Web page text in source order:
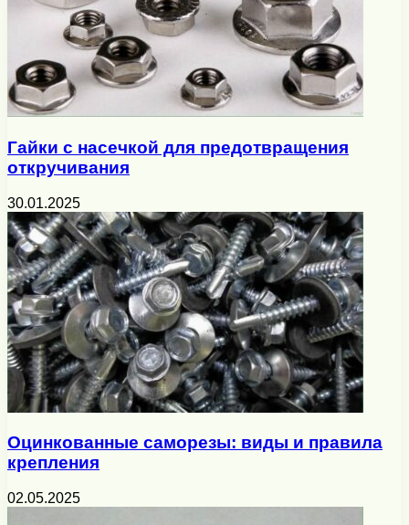
Гайки с насечкой для предотвращения
откручивания
30.01.2025
Оцинкованные саморезы: виды и правила
крепления
02.05.2025